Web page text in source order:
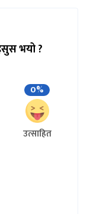
भयो ?
0%
उत्साहित